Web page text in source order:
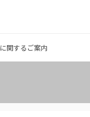
関するご案内